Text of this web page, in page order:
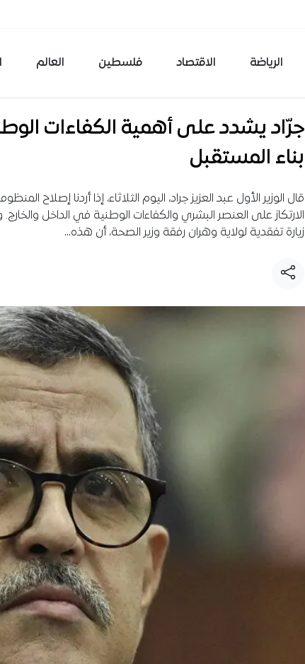
الرياضة الاقتصاد فلسطين العالم
جرّاد يشدد على أهمية الكفاءات
بناء المستقبل
قال الوزير الأول عبد العزيز جراد، اليوم الثلاثاء، إذا أردنا إصلاح
الارتكاز على العنصر البشري والكفاءات الوطنية في الداخل والخارج.
زيارة تفقدية لولاية وهران رفقة وزير الصحة، أن هذه…